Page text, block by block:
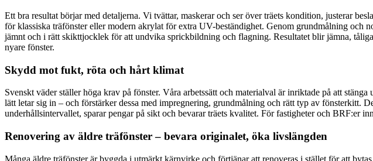
Ett bra resultat börjar med detaljerna. Vi tvättar, maskerar och ser över träets kondition, justerar
för klassiska träfönster eller modern akrylat för extra UV-beständighet. Genom grundmålning
jämnt och i rätt skikttjocklek för att undvika sprickbildning och flagning. Resultatet blir jämna,
nyare fönster.
Skydd mot fukt, röta och hårt klimat
Svenskt väder ställer höga krav på fönster. Våra arbetssätt och materialval är inriktade på att
lätt letar sig in – och förstärker dessa med impregnering, grundmålning och rätt typ av fönsterkitt.
underhållsintervallet, sparar pengar på sikt och bevarar träets kvalitet. För fastigheter och BRF:er
Renovering av äldre träfönster – bevara originalet, öka livslängden
Många äldre träfönster är byggda i utmärkt kärnvirke och förtjänar att renoveras i stället för att